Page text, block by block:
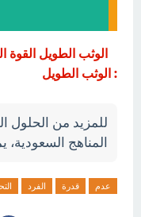
الوثب الطويل القوة
: الوثب الطويل
للمزيد من الحلول
المناهج السعودية،
عدم قدرة الفرد